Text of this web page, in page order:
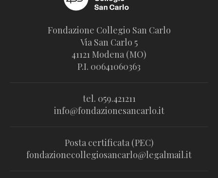
Fondazione Collegio San Carlo
Via San Carlo 5
41121 Modena (MO)
P.I. 00641060363
tel. 059.421211
info@fondazionesancarlo.it
Posta certificata (PEC)
fondazionecollegiosancarlo@legalmail.it